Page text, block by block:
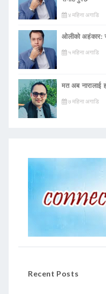
४ महिना अगाडि
ओलीको अहंकार:
५ महिना अगाडि
मत अब नारालाई
७ महिना अगाडि
Recent Posts